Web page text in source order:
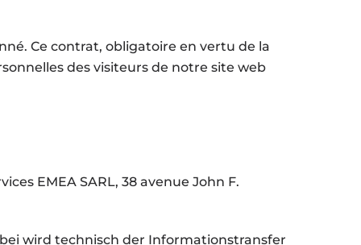
Ce contrat, obligatoire en vertu de la
des visiteurs de notre site web
EMEA SARL, 38 avenue John F.
wird technisch der Informationstransfer